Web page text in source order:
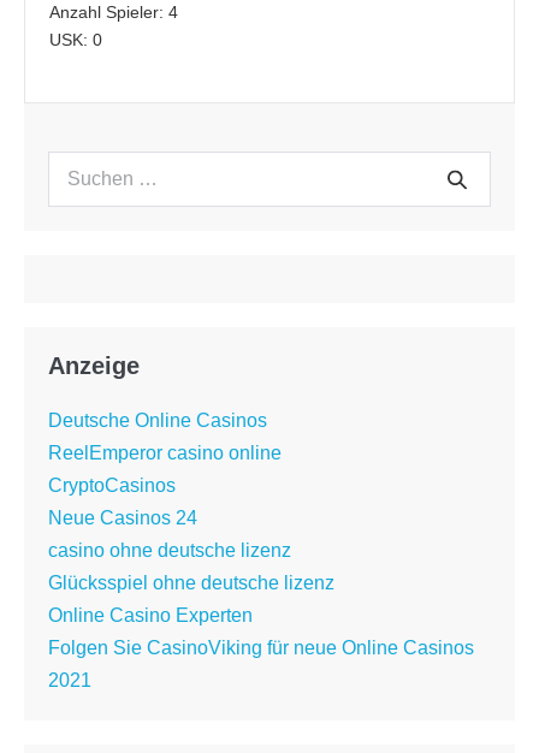
Anzahl Spieler: 4
USK: 0
Suchen
Suche
Anzeige
Deutsche Online Casinos
ReelEmperor casino online
CryptoCasinos
Neue Casinos 24
casino ohne deutsche lizenz
Glücksspiel ohne deutsche lizenz
Online Casino Experten
Folgen Sie CasinoViking für neue Online Casinos
2021